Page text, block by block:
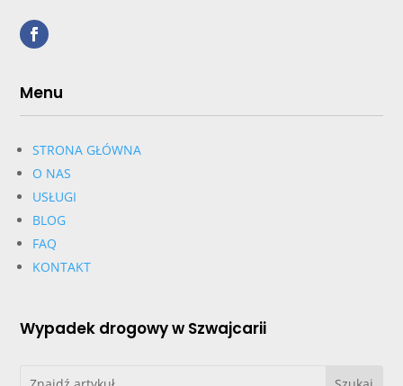
Menu
STRONA GŁÓWNA
O NAS
USŁUGI
BLOG
FAQ
KONTAKT
Wypadek drogowy w Szwajcarii